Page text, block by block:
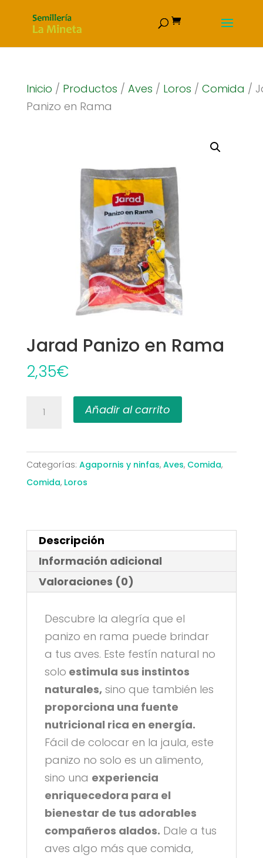
Inicio / Productos / Aves / Loros / Comida /
Panizo en Rama
Jarad Panizo en Rama
2,35€
cantidad
Añadir al carrito
Categorías: Agapornis y ninfas, Aves, Comida,
Comida, Loros
Descripción
Información adicional
Valoraciones (0)
Descubre la alegría que el
panizo en rama puede brindar
a tus aves. Este festín natural no
solo estimula sus instintos
naturales,sino que también les
proporciona una fuente
nutricional rica en energía.
Fácil de colocar en la jaula, este
panizo no solo es un alimento,
sino una experiencia
enriquecedora para el
bienestar de tus adorables
compañeros alados. Dale a tus
aves algo más que comida,